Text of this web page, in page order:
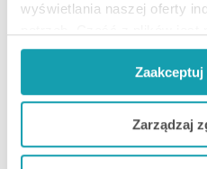
wyświetlania naszej oferty
do prawidłowego działania
funkcjonalności. W
korzystasz z naszej witryny
do naszych Partnerów
Jeżeli chcesz dostosować
Zarządzaj
Zapisz się
OTRZYMAJ